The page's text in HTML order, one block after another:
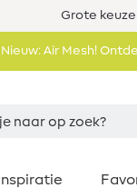
Grote keuze
Nieuw: Air Mesh!
Inspiratie